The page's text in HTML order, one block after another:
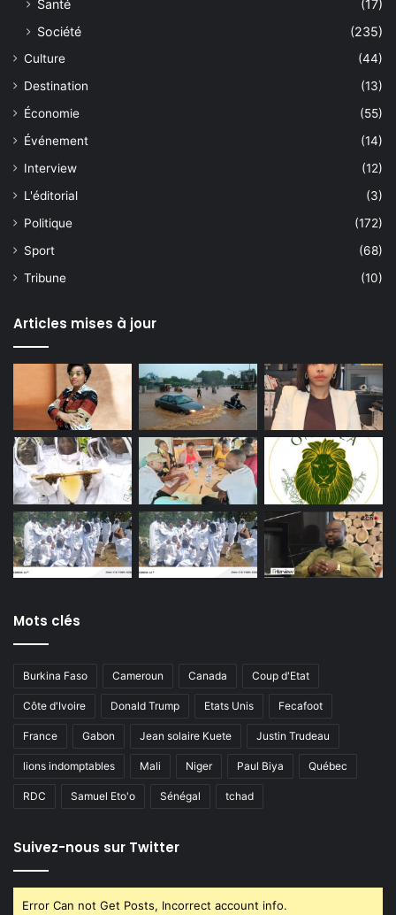
Santé
(17)
Société
(235)
Culture
(44)
Destination
(13)
Économie
(55)
Événement
(14)
Interview
(12)
L'éditorial
(3)
Politique
(172)
Sport
(68)
Tribune
(10)
Articles mises à jour
Mots clés
Burkina Faso Cameroun Canada Coup d'Etat
Côte d'Ivoire Donald Trump Etats Unis Fecafoot
France Gabon Jean solaire Kuete Justin Trudeau
lions indomptables Mali Niger Paul Biya Québec
RDC Samuel Eto'o Sénégal tchad
Suivez-nous sur Twitter
Error Can not Get Posts, Incorrect account info.